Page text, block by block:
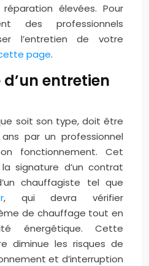
élevées. Pour
des professionnels
l’entretien de votre
page.
entretien
soit son type, doit être
par un professionnel
fonctionnement. Cet
signature d’un contrat
chauffagiste tel que
, qui devra vérifier
de chauffage tout en
énergétique. Cette
diminue les risques de
et d’interruption